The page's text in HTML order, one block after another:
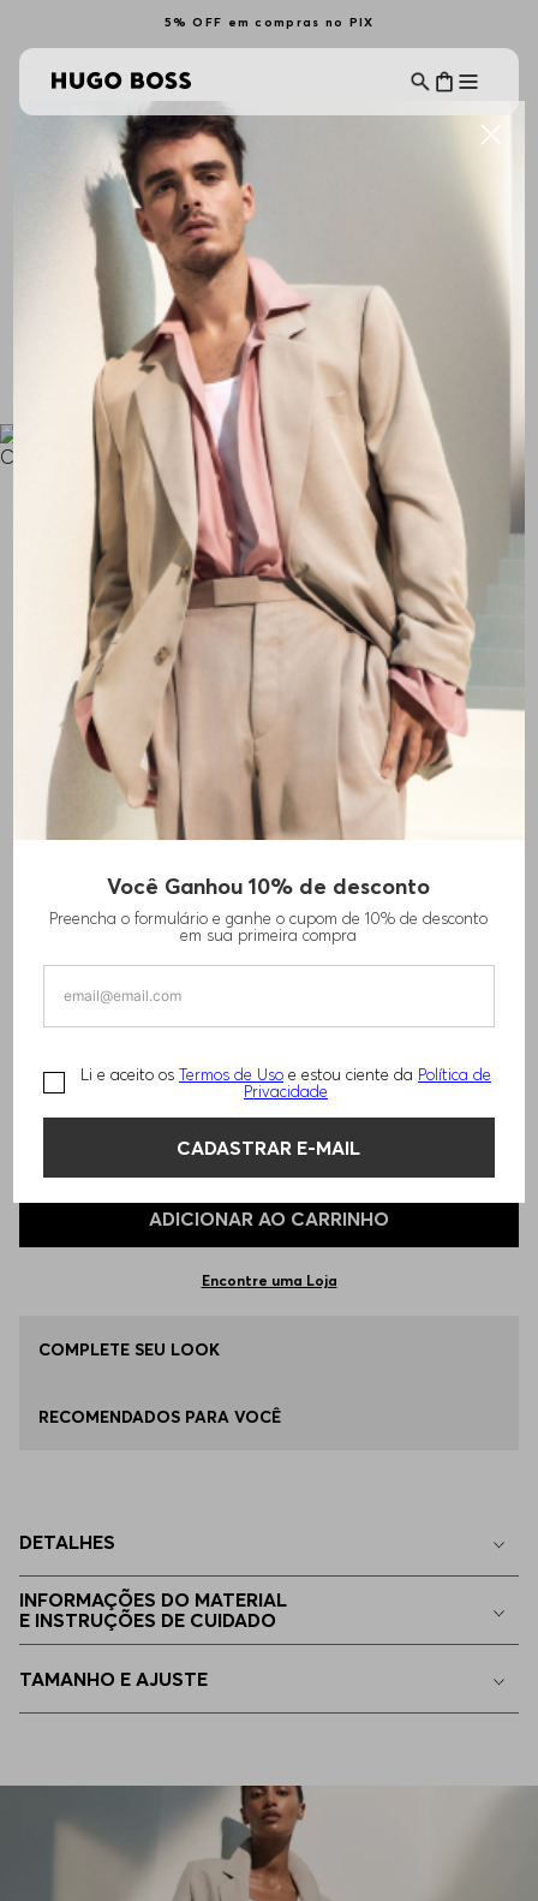
5% OFF em compras no PIX
Você Ganhou 10% de desconto
Preencha o formulário e ganhe o cupom de 10% de desconto
em sua primeira compra
Li e aceito os Termos de Uso e estou ciente da Política de
Privacidade
CADASTRAR E-MAIL
PACK COM TRÊS CUECAS BOXER DE
ALGODÃO STRETCH COM CÓS DE LOGO
Qual o seu Tamanho? Tabela de Tamanhos
P - S
M - M
EGG Disponível
ADICIONAR AO CARRINHO
Encontre uma Loja
COMPLETE SEU LOOK
RECOMENDADOS PARA VOCÊ
DETALHES
INFORMAÇÕES DO MATERIAL
E INSTRUÇÕES DE CUIDADO
TAMANHO E AJUSTE